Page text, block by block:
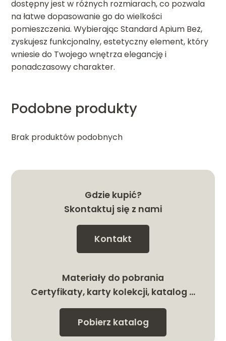
dostępny jest w różnych rozmiarach, co pozwala
na łatwe dopasowanie go do wielkości
pomieszczenia. Wybierając Standard Apium Beż,
zyskujesz funkcjonalny, estetyczny element, który
wniesie do Twojego wnętrza elegancję i
ponadczasowy charakter.
Podobne produkty
Brak produktów podobnych
Gdzie kupić?
Skontaktuj się z nami
Kontakt
Materiały do pobrania
Certyfikaty, karty kolekcji, katalog …
Pobierz katalog